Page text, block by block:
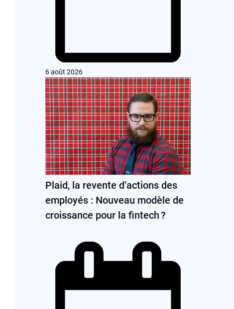
6 août 2026
Plaid, la revente d’actions des
employés : Nouveau modèle de
croissance pour la fintech ?